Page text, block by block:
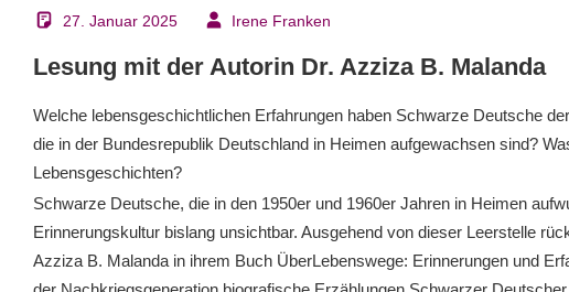
27. Januar 2025 Irene Franken
Lesung mit der Autorin Dr. Azziza B. Malanda
Welche lebensgeschichtlichen Erfahrungen haben Schwarze Deutsche
die in der Bundesrepublik Deutschland in Heimen aufgewachsen sind?
Lebensgeschichten?
Schwarze Deutsche, die in den 1950er und 1960er Jahren in Heimen
Erinnerungskultur bislang unsichtbar. Ausgehend von dieser Leerstelle
Azziza B. Malanda in ihrem Buch ÜberLebenswege: Erinnerungen und